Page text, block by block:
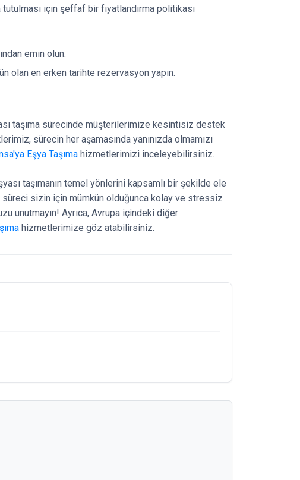
için şeffaf bir fiyatlandırma politikası
emin olun.
olan en erken tarihte rezervasyon yapın.
taşıma sürecinde müşterilerimize kesintisiz destek
sürecin her aşamasında yanınızda olmamızı
Eşya Taşıma hizmetlerimizi inceleyebilirsiniz.
taşımanın temel yönlerini kapsamlı bir şekilde ele
süreci sizin için mümkün olduğunca kolay ve stressiz
unutmayın! Ayrıca, Avrupa içindeki diğer
hizmetlerimize göz atabilirsiniz.